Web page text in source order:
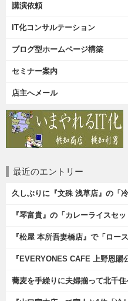
講演依頼
IT化コンサルテーション
ブログ型ホームページ構築
セミナー案内
店主へメール
最近のエントリー